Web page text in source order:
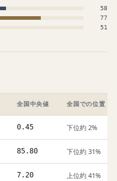
58
77
51
全国中央値 全国での位置
0.45 下位約 2%
85.80 下位約 31%
7.20 上位約 41%